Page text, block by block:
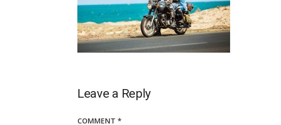
Leave a Reply
COMMENT *